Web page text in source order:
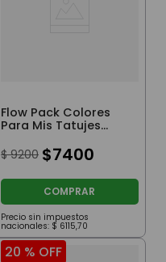
Flow Pack Colores
Para Mis Tatujes
$ 9200 $7400
COMPRAR
Precio sin impuestos
nacionales: $ 6115,70
20 % OFF